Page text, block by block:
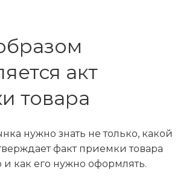
акт
товара
нужно знать не только, какой
факт приемки товара
и как его нужно оформлять.